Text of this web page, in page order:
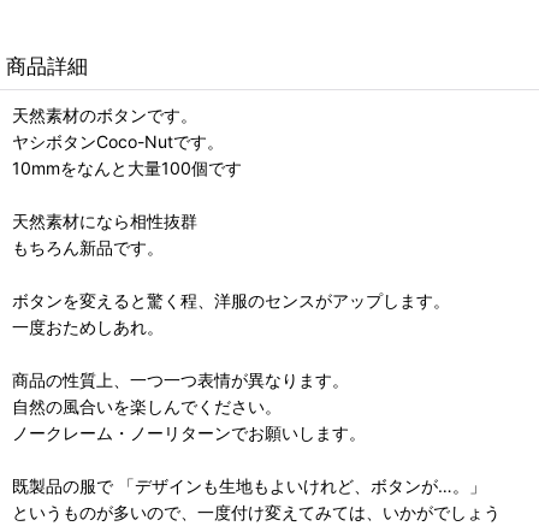
商品詳細
天然素材のボタンです。
ヤシボタンCoco-Nutです。
10mmをなんと大量100個です
天然素材になら相性抜群
もちろん新品です。
ボタンを変えると驚く程、洋服のセンスがアップします。
一度おためしあれ。
商品の性質上、一つ一つ表情が異なります。
自然の風合いを楽しんでください。
ノークレーム・ノーリターンでお願いします。
既製品の服で 「デザインも生地もよいけれど、ボタンが…。」
というものが多いので、一度付け変えてみては、いかがでしょう